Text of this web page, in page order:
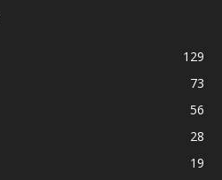
129
73
56
28
19